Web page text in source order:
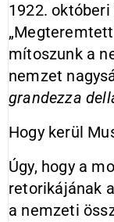
1922.
mítoszunk a
nemzet
grandezza
Hogy kerül
Úgy, hogy a
retorikájának
a nemzeti